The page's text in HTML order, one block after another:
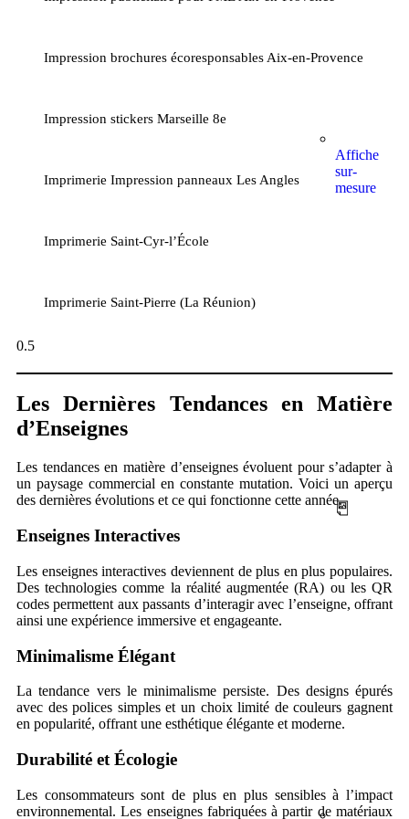
Affiche
sur-
mesure
Impression brochures écoresponsables Aix-en-Provence
Impression stickers Marseille 8e
Imprimerie Impression panneaux Les Angles
Imprimerie Saint-Cyr-l’École
Imprimerie Saint-Pierre (La Réunion)
Les Dernières Tendances en Matière
d’Enseignes
Les tendances en matière d’enseignes évoluent pour s’adapter à
un paysage commercial en constante mutation. Voici un aperçu
des dernières évolutions et ce qui fonctionne cette année.
Enseignes Interactives
Les enseignes interactives deviennent de plus en plus populaires.
Des technologies comme la réalité augmentée (RA) ou les QR
codes permettent aux passants d’interagir avec l’enseigne, offrant
ainsi une expérience immersive et engageante.
Minimalisme Élégant
La tendance vers le minimalisme persiste. Des designs épurés
avec des polices simples et un choix limité de couleurs gagnent
en popularité, offrant une esthétique élégante et moderne.
Durabilité et Écologie
Les consommateurs sont de plus en plus sensibles à l’impact
environnemental. Les enseignes fabriquées à partir de matériaux